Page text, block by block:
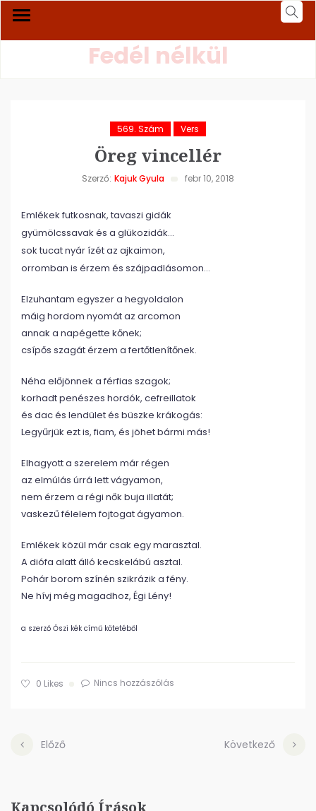
Fedél nélkül
569. Szám Vers
Öreg vincellér
Szerző: Kajuk Gyula febr 10, 2018
Emlékek futkosnak, tavaszi gidák
gyümölcssavak és a glükozidák…
sok tucat nyár ízét az ajkaimon,
orromban is érzem és szájpadlásomon…
Elzuhantam egyszer a hegyoldalon
máig hordom nyomát az arcomon
annak a napégette kőnek;
csípős szagát érzem a fertőtlenítőnek.
Néha előjönnek a férfias szagok;
korhadt penészes hordók, cefreillatok
és dac és lendület és büszke krákogás:
Legyűrjük ezt is, fiam, és jöhet bármi más!
Elhagyott a szerelem már régen
az elmúlás úrrá lett vágyamon,
nem érzem a régi nők buja illatát;
vaskezű félelem fojtogat ágyamon.
Emlékek közül már csak egy marasztal.
A diófa alatt álló kecskelábú asztal.
Pohár borom színén szikrázik a fény.
Ne hívj még magadhoz, Égi Lény!
a szerző Őszi kék című kötetéből
0 Likes Nincs hozzászólás
Előző Következő
Kapcsolódó Írások